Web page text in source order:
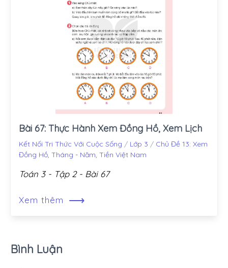
Bài 67: Thực Hành Xem Đồng Hồ, Xem Lịch
Kết Nối Tri Thức Với Cuộc Sống / Lớp 3 / Chủ Đề 13: Xem
Đồng Hồ, Tháng - Năm, Tiền Việt Nam
Toán 3 - Tập 2 - Bài 67
Xem thêm ⟶
Bình Luận